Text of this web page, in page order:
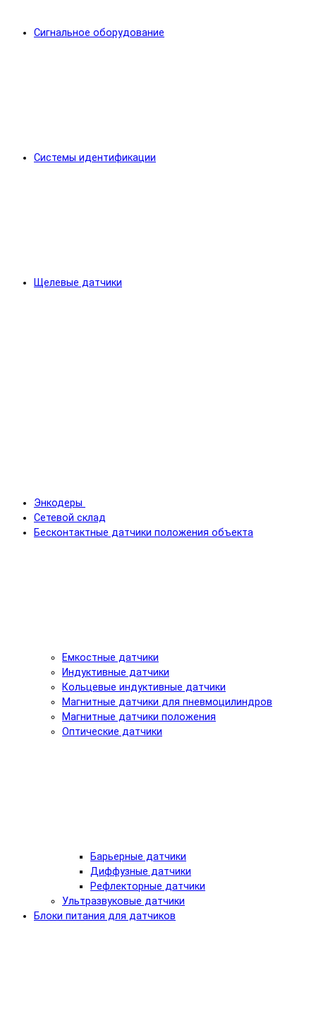
Сигнальное оборудование
Системы идентификации
Щелевые датчики
Энкодеры
Сетевой склад
Бесконтактные датчики положения объекта
Емкостные датчики
Индуктивные датчики
Кольцевые индуктивные датчики
Магнитные датчики для пневмоцилиндров
Магнитные датчики положения
Оптические датчики
Барьерные датчики
Диффузные датчики
Рефлекторные датчики
Ультразвуковые датчики
Блоки питания для датчиков